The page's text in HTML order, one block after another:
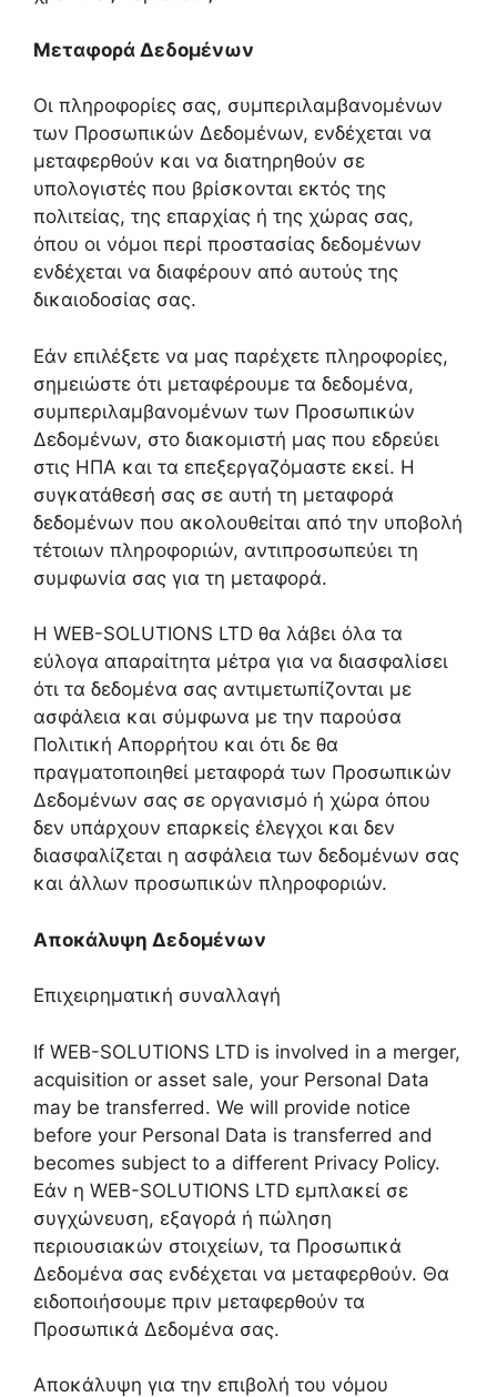
Μεταφορά Δεδομένων
Οι πληροφορίες σας, συμπεριλαμβανομένων
των Προσωπικών Δεδομένων, ενδέχεται να
μεταφερθούν και να διατηρηθούν σε
υπολογιστές που βρίσκονται εκτός της
πολιτείας, της επαρχίας ή της χώρας σας,
όπου οι νόμοι περί προστασίας δεδομένων
ενδέχεται να διαφέρουν από αυτούς της
δικαιοδοσίας σας.
Εάν επιλέξετε να μας παρέχετε πληροφορίες,
σημειώστε ότι μεταφέρουμε τα δεδομένα,
συμπεριλαμβανομένων των Προσωπικών
Δεδομένων, στο διακομιστή μας που εδρεύει
στις ΗΠΑ και τα επεξεργαζόμαστε εκεί. Η
συγκατάθεσή σας σε αυτή τη μεταφορά
δεδομένων που ακολουθείται από την υποβολή
τέτοιων πληροφοριών, αντιπροσωπεύει τη
συμφωνία σας για τη μεταφορά.
Η WEB-SOLUTIONS LTD θα λάβει όλα τα
εύλογα απαραίτητα μέτρα για να διασφαλίσει
ότι τα δεδομένα σας αντιμετωπίζονται με
ασφάλεια και σύμφωνα με την παρούσα
Πολιτική Απορρήτου και ότι δε θα
πραγματοποιηθεί μεταφορά των Προσωπικών
Δεδομένων σας σε οργανισμό ή χώρα όπου
δεν υπάρχουν επαρκείς έλεγχοι και δεν
διασφαλίζεται η ασφάλεια των δεδομένων σας
και άλλων προσωπικών πληροφοριών.
Αποκάλυψη Δεδομένων
Επιχειρηματική συναλλαγή
If WEB-SOLUTIONS LTD is involved in a merger,
acquisition or asset sale, your Personal Data
may be transferred. We will provide notice
before your Personal Data is transferred and
becomes subject to a different Privacy Policy.
Εάν η WEB-SOLUTIONS LTD εμπλακεί σε
συγχώνευση, εξαγορά ή πώληση
περιουσιακών στοιχείων, τα Προσωπικά
Δεδομένα σας ενδέχεται να μεταφερθούν. Θα
ειδοποιήσουμε πριν μεταφερθούν τα
Προσωπικά Δεδομένα σας.
Αποκάλυψη για την επιβολή του νόμου